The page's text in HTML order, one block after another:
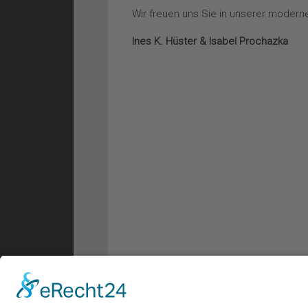
Wir freuen uns Sie in unserer
Ines K. Hüster & Isabel Prochazka